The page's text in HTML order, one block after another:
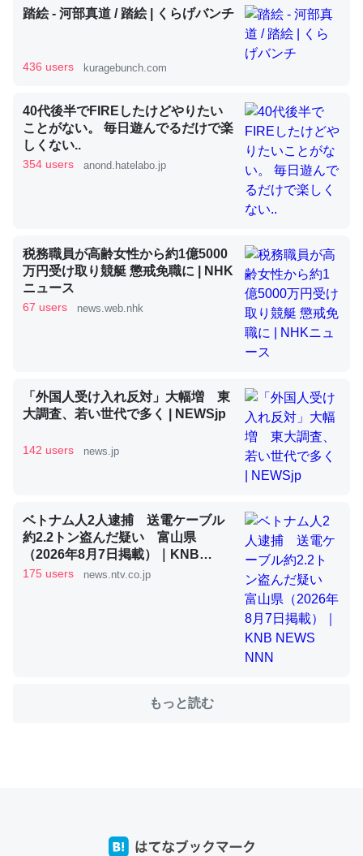
くらい。小説でいう「ずっと前の伏線」は回収されないけ
ど、短期記憶というには多い分量。進化すればするほど分
かりやすく強くなりそう
昆虫ってカルシウム少ないのか。知らんかった。調べたら
コオロギのカルシウム分はエビの600分の1程度。
論文では「淡水はカルシウムも酸素も不足してて両方に不
いる鋏角類（カブトガニ・ウミグモ）はカルシウムを使わ
ずキチンを強化してる筈だが、酵素が違うのか？
─ニュース :: 【研究発表】昆虫学の大問題＝「昆虫はなぜ海にいな
これを元に考えるとカルシウムを大量に使う脊椎動物と貝
類は苦労してるんだな…。腹足類だと殻を無くしてナメク
─ニュース :: 【研究発表】昆虫学の大問題＝「昆虫はなぜ海にいな
踏絵 - 河部真道 / 踏絵 | くらげバンチ
436 users kuragebunch.com
40代後半でFIREしたけどやりたい
ことがない。 毎日遊んでるだけで楽
しくない..
354 users anond.hatelabo.jp
税務職員が高齢女性から約1億5000
万円受け取り競艇 懲戒免職に | NHK
ニュース
67 users news.web.nhk
「外国人受け入れ反対」大幅増 東
大調査、若い世代で多く | NEWSjp
142 users news.jp
ベトナム人2人逮捕 送電ケーブル
約2.2トン盗んだ疑い 富山県
（2026年8月7日掲載）｜KNB
NEWS NNN
175 users news.ntv.co.jp
もっと読む